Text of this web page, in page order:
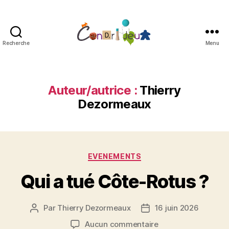
Recherche Menu
Auteur/autrice : Thierry
Dezormeaux
Catégories
EVENEMENTS
Qui a tué Côte-Rotus ?
Auteur
Par Thierry Dezormeaux
Date
de
16 juin 2026
Aucun commentairesur